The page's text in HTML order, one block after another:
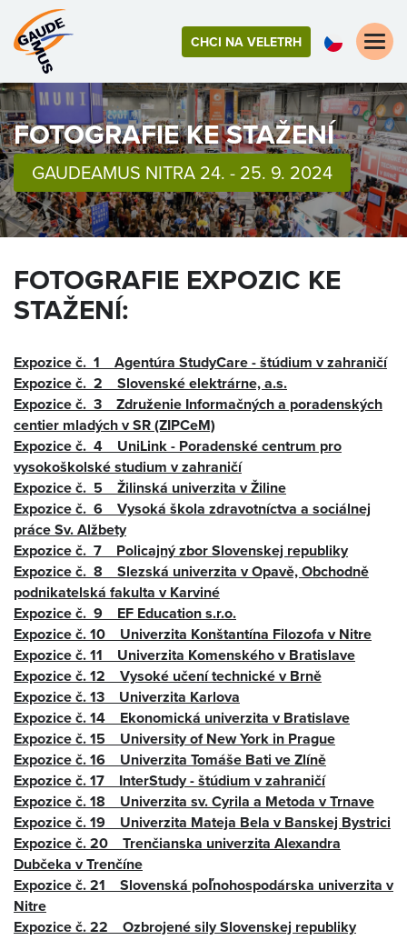
CHCI NA VELETRH
Toggle
FOTOGRAFIE KE STAŽENÍ
GAUDEAMUS NITRA 24. - 25. 9. 2024
FOTOGRAFIE EXPOZIC KE
STAŽENÍ:
Expozice č. 1 Agentúra StudyCare - štúdium v zahraničí
Expozice č. 2 Slovenské elektrárne, a.s.
Expozice č. 3 Združenie Informačných a poradenských
centier mladých v SR (ZIPCeM)
Expozice č. 4 UniLink - Poradenské centrum pro
vysokoškolské studium v zahraničí
Expozice č. 5 Žilinská univerzita v Žiline
Expozice č. 6 Vysoká škola zdravotníctva a sociálnej
práce Sv. Alžbety
Expozice č. 7 Policajný zbor Slovenskej republiky
Expozice č. 8 Slezská univerzita v Opavě, Obchodně
podnikatelská fakulta v Karviné
Expozice č. 9 EF Education s.r.o.
Expozice č. 10 Univerzita Konštantína Filozofa v Nitre
Expozice č. 11 Univerzita Komenského v Bratislave
Expozice č. 12 Vysoké učení technické v Brně
Expozice č. 13 Univerzita Karlova
Expozice č. 14 Ekonomická univerzita v Bratislave
Expozice č. 15 University of New York in Prague
Expozice č. 16 Univerzita Tomáše Bati ve Zlíně
Expozice č. 17 InterStudy - štúdium v zahraničí
Expozice č. 18 Univerzita sv. Cyrila a Metoda v Trnave
Expozice č. 19 Univerzita Mateja Bela v Banskej Bystrici
Expozice č. 20 Trenčianska univerzita Alexandra
Dubčeka v Trenčíne
Expozice č. 21 Slovenská poľnohospodárska univerzita v
Nitre
Expozice č. 22 Ozbrojené sily Slovenskej republiky